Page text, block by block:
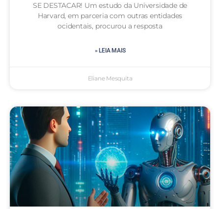
SE DESTACAR! Um estudo da Universidade de
Harvard, em parceria com outras entidades
ocidentais, procurou a resposta
» LEIA MAIS
Eliane Mesquita